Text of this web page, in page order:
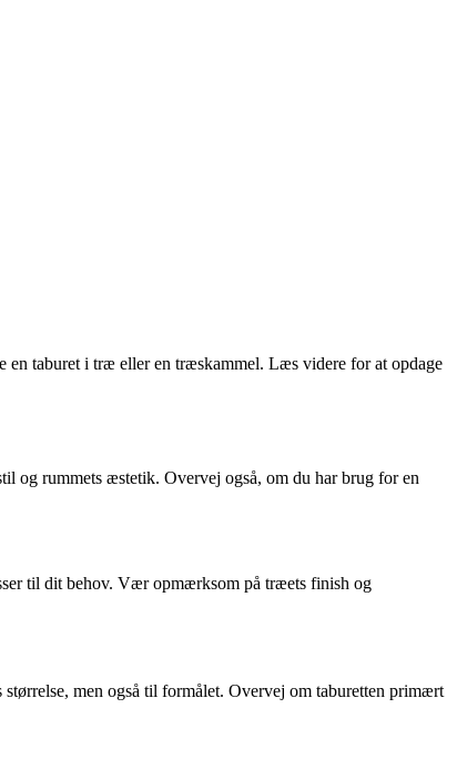
taburet i træ eller en træskammel. Læs videre for at opdage
og rummets æstetik. Overvej også, om du har brug for en
til dit behov. Vær opmærksom på træets finish og
men også til formålet. Overvej om taburetten primært